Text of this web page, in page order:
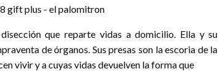
que reparte vidas a domicilio. Ella y su
de órganos. Sus presas son la escoria de la
vivir y a cuyas vidas devuelven la forma que